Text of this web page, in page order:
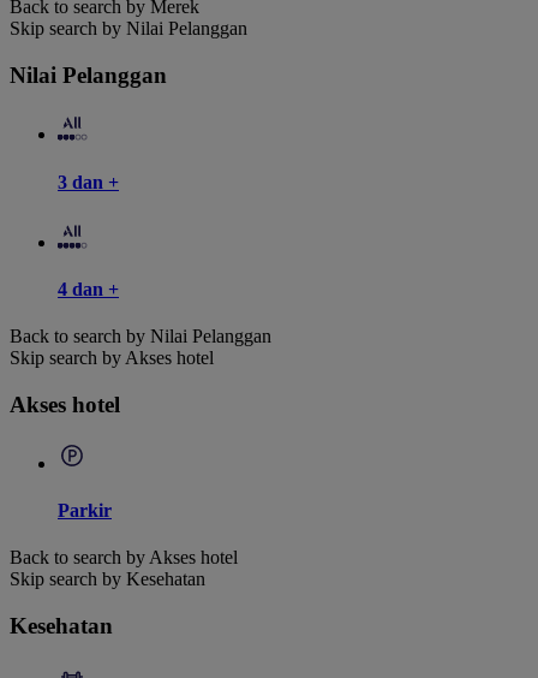
Back to search by Merek
Skip search by Nilai Pelanggan
Nilai Pelanggan
3 dan +
4 dan +
Back to search by Nilai Pelanggan
Skip search by Akses hotel
Akses hotel
Parkir
Back to search by Akses hotel
Skip search by Kesehatan
Kesehatan